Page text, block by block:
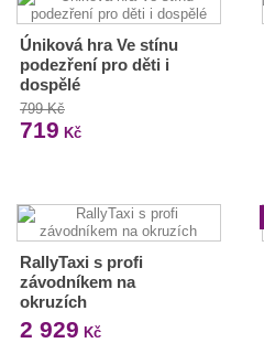
Úniková hra Ve stínu
podezření pro děti i
dospělé
799 Kč
719 Kč
RallyTaxi s profi
závodníkem na
okruzích
2 929 Kč